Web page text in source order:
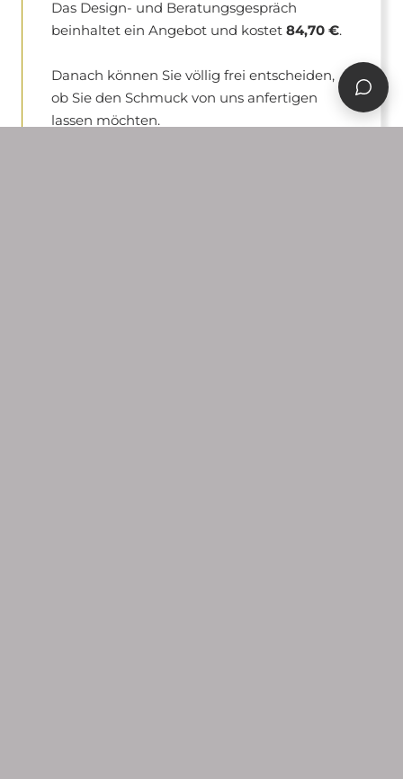
Das Design- und Beratungsgespräch
beinhaltet ein Angebot und kostet 84,70 €.
Danach können Sie völlig frei entscheiden,
ob Sie den Schmuck von uns anfertigen
lassen möchten.